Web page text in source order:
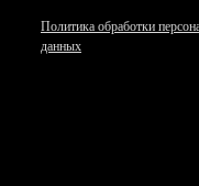
Политика обработки
данных